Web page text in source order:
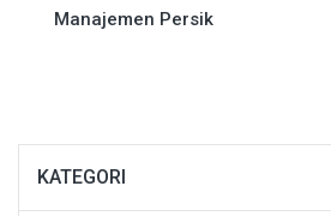
Manajemen Persik
KATEGORI